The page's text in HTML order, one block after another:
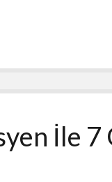
İle 7